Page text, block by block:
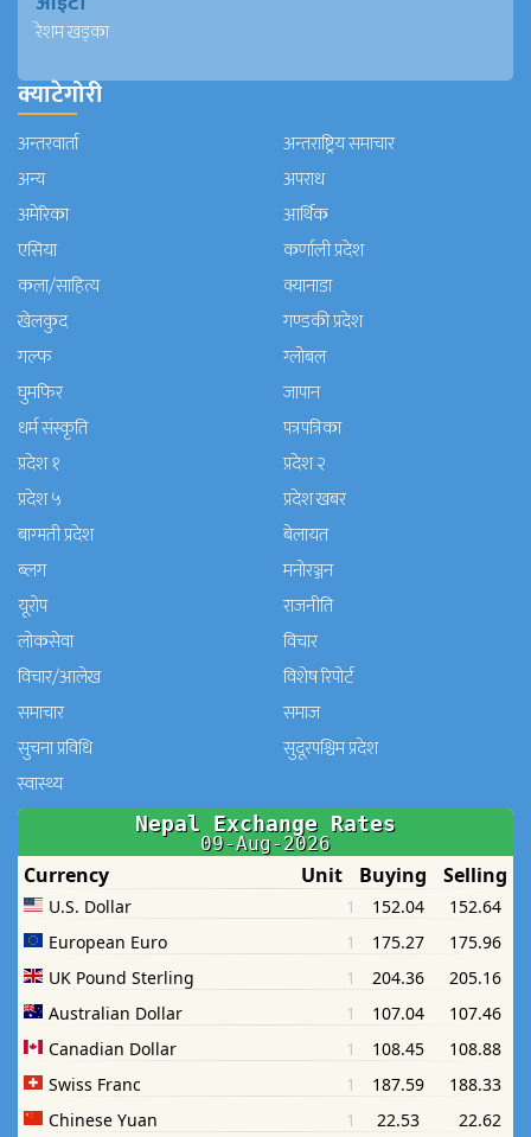
रेशम खड्का
क्याटेगोरी
अन्तरवार्ता
अन्तराष्ट्रिय समाचार
अन्य
अपराध
अमेरिका
आर्थिक
एसिया
कर्णाली प्रदेश
कला/साहित्य
क्यानाडा
खेलकुद
गण्डकी प्रदेश
गल्फ
ग्लोबल
घुमफिर
जापान
धर्म संस्कृति
पत्रपत्रिका
प्रदेश १
प्रदेश २
प्रदेश ५
प्रदेश खबर
बाग्मती प्रदेश
बेलायत
ब्लग
मनाेरञ्जन
यूरोप
राजनीति
लोकसेवा
विचार
विचार/आलेख
विशेष रिपोर्ट
समाचार
समाज
सुचना प्रविधि
सुदूरपश्चिम प्रदेश
स्वास्थ्य